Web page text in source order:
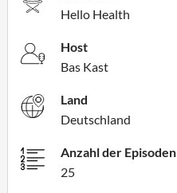
Hello Health
Host
Bas Kast
Land
Deutschland
Anzahl der Episoden
25